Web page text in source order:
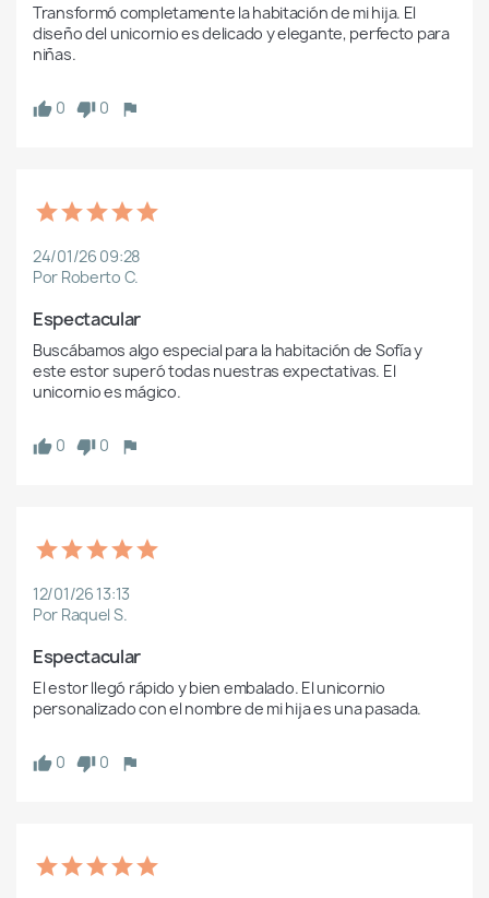
Transformó completamente la habitación de mi hija. El
diseño del unicornio es delicado y elegante, perfecto para
niñas.
0 0
24/01/26 09:28
Por Roberto C.
Espectacular
Buscábamos algo especial para la habitación de Sofía y
este estor superó todas nuestras expectativas. El
unicornio es mágico.
0 0
12/01/26 13:13
Por Raquel S.
Espectacular
El estor llegó rápido y bien embalado. El unicornio
personalizado con el nombre de mi hija es una pasada.
0 0